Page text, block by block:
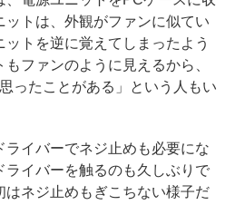
トは、外観がファンに似てい
トを逆に覚えてしまったよう
ファンのように見えるから、
ったことがある」という人もい
イバーでネジ止めも必要にな
ライバーを触るのも久しぶりで
はネジ止めもぎこちない様子だ